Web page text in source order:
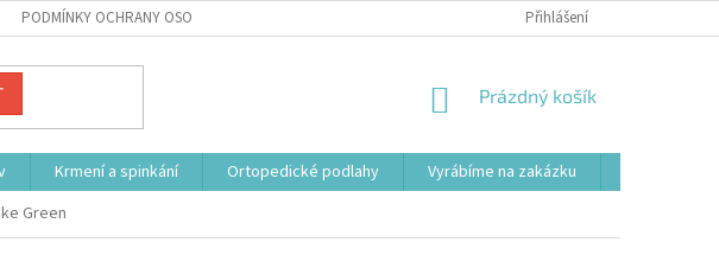
PODMÍNKY OCHRANY OSOBNÍCH ÚDAJŮ Přihlášení
NÁKUPNÍ
Prázdný košík
Krmení a spinkání Ortopedické podlahy Vyrábíme na zakázku
Green